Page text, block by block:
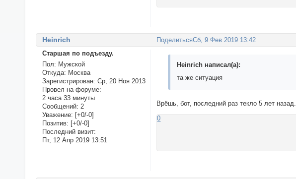
ПоделитьсяСб, 9 Фев 2019 13:42
Нeinrich
Старшая по подъезду.
Пол: Мужской
Откуда: Москва
Зарегистрирован: Ср, 20 Ноя 2013
Провел на форуме:
2 часа 33 минуты
Сообщений: 2
Уважение: [+0/-0]
Позитив: [+0/-0]
Последний визит:
Пт, 12 Апр 2019 13:51
Heinrich написал(а):
та же ситуация
Врёшь, бот, последний раз текло 5 лет назад.
0